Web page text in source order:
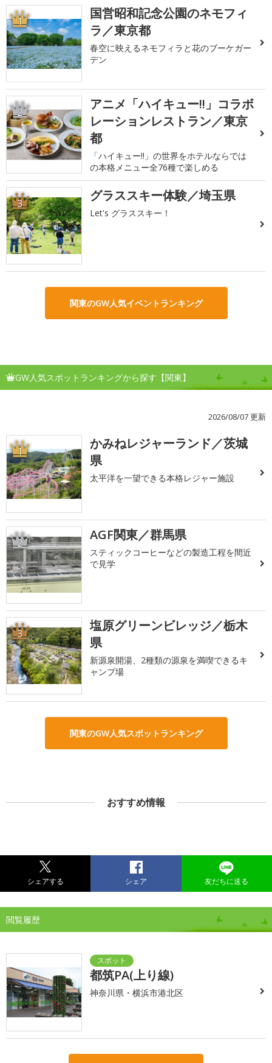
1
国営昭和記念公園のネモフィ
ラ／東京都
春空に映えるネモフィラと花のブーケガー
デン
2
アニメ「ハイキュー!!」コラボ
レーションレストラン／東京
都
「ハイキュー!!」の世界をホテルならでは
の本格メニュー全76種で楽しめる
3 グラススキー体験／埼玉県
Let's グラススキー！
関東のGW人気イベントランキング
GW人気スポットランキングから探す【関東】
2026/08/07 更新
1
かみねレジャーランド／茨城
県
太平洋を一望できる本格レジャー施設
2 AGF関東／群馬県
スティックコーヒーなどの製造工程を間近
で見学
3
塩原グリーンビレッジ／栃木
県
新源泉開湯、2種類の源泉を満喫できるキ
ャンプ場
関東のGW人気スポットランキング
おすすめ情報
シェアする シェア 友だちに送る
閲覧履歴
都筑PA(上り線)
神奈川県・横浜市港北区